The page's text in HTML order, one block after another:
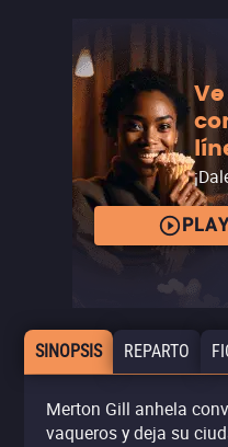
SINOPSIS REPARTO
Merton Gill anhela
vaqueros y deja su